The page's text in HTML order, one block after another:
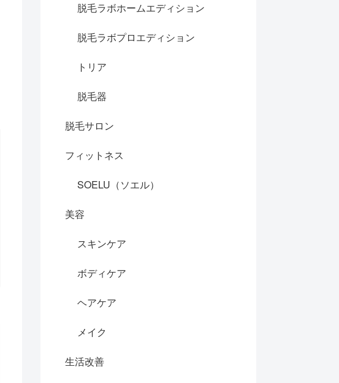
脱毛ラボホームエディション
脱毛ラボプロエディション
トリア
脱毛器
脱毛サロン
フィットネス
SOELU（ソエル）
美容
スキンケア
ボディケア
ヘアケア
メイク
生活改善